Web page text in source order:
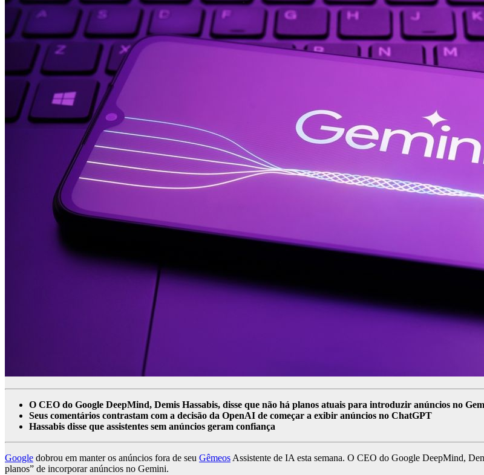
O CEO do Google DeepMind, Demis Hassabis, disse que não há planos atuais para introduzir anúncios no
Seus comentários contrastam com a decisão da OpenAI de começar a exibir anúncios no ChatGPT
Hassabis disse que assistentes sem anúncios geram confiança
Google dobrou em manter os anúncios fora de seu GêmeosAssistente de IA esta semana. O CEO do Google DeepMind,
planos” de incorporar anúncios no Gemini.